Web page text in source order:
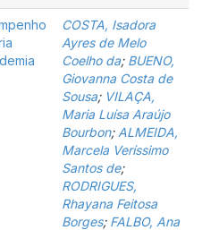
COSTA, Isadora
Ayres de Melo
Coelho da; BUENO,
Giovanna Costa de
Sousa; VILAÇA,
Maria Luísa Araújo
Bourbon; ALMEIDA,
Marcela Veríssimo
Santos de;
RODRIGUES,
Rhayana Feitosa
Borges; FALBO, Ana